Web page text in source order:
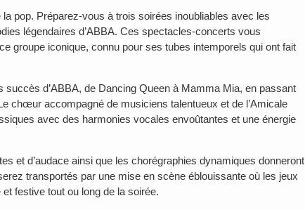
pop. Préparez-vous à trois soirées inoubliables avec les
légendaires d’ABBA. Ces spectacles-concerts vous
groupe iconique, connu pour ses tubes intemporels qui ont fait
d’ABBA, de Dancing Queen à Mamma Mia, en passant
chœur accompagné de musiciens talentueux et de l’Amicale
avec des harmonies vocales envoûtantes et une énergie
et d’audace ainsi que les chorégraphies dynamiques donneront
transportés par une mise en scène éblouissante où les jeux
festive tout ou long de la soirée.